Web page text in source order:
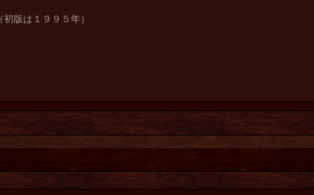
版は１９９５年）